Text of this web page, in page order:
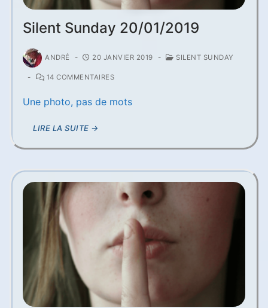
Silent Sunday 20/01/2019
ANDRÉ - 20 JANVIER 2019 - SILENT SUNDAY
- 14 COMMENTAIRES
Une photo, pas de mots
LIRE LA SUITE →